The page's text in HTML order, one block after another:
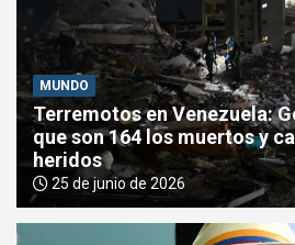
MUNDO
Terremotos en Venezuela:
que son 164 los muertos y
heridos
25 de junio de 2026